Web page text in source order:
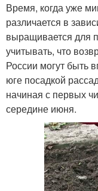
Время, когда уже
различается в
выращивается для
учитывать, что
России могут быть
юге посадкой
начиная с первых
середине июня.